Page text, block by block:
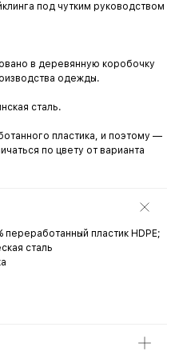
под чутким руководством
в деревянную коробочку
одежды.
сталь.
пластика, и поэтому —
по цвету от варианта
пластик HDPE;
сталь